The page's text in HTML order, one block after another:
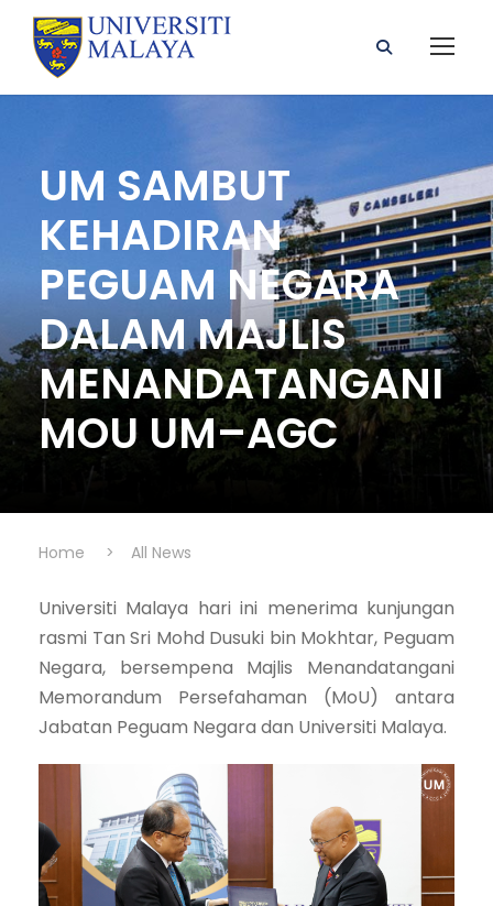
UM SAMBUT
KEHADIRAN
PEGUAM NEGARA
DALAM MAJLIS
MENANDATANGANI
MOU UM–AGC
Home > All News
Universiti Malaya hari ini menerima kunjungan
rasmi Tan Sri Mohd Dusuki bin Mokhtar, Peguam
Negara, bersempena Majlis Menandatangani
Memorandum Persefahaman (MoU) antara
Jabatan Peguam Negara dan Universiti Malaya.